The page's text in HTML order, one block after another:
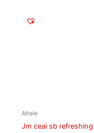
Altele
Jm ceai sb